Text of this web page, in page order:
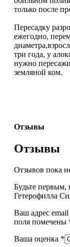
только после
Пересадку
ежегодно,
три года, у
нужно
земляной ком.
Отзывы
Отзывы
Отзывов пока
Будьте первым,
Гетерофилла
Ваш адрес email
поля помечены
Ваша оценка *